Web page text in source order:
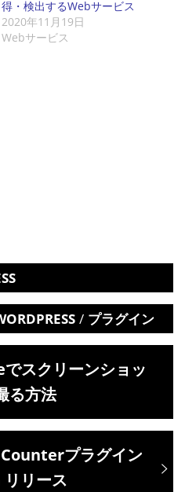
得・検出するWebサービス
2020年11月19日
Webサービス
/ プラグイン
スクリーンショッ
る方法
プラグイン
リース